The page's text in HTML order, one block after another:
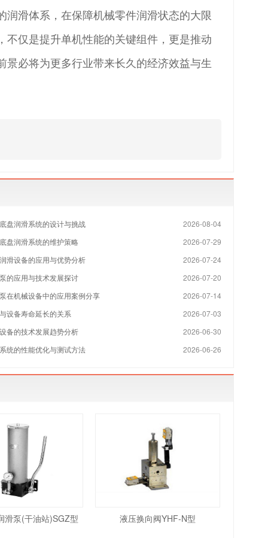
滑体系，在保障机械零件润滑状态的大限
仅是提升单机性能的关键组件，更是推动
必将为更多行业带来长久的经济效益与生
2026-08-04
盘润滑系统的设计与挑战
2026-07-29
盘润滑系统的维护策略
2026-07-24
滑设备的应用与优势分析
2026-07-20
的应用与技术发展探讨
2026-07-14
在机械设备中的应用案例分享
2026-07-03
设备寿命延长的关系
2026-06-30
备的技术发展趋势分析
2026-06-26
统的性能优化与测试方法
滑泵(干油站)SGZ型 液压换向阀YHF-N型